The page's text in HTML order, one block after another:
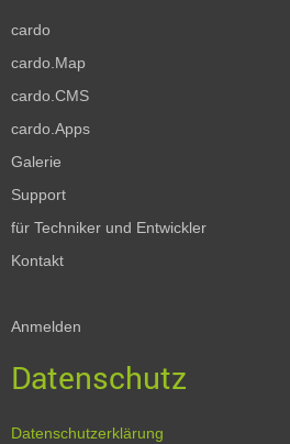
cardo
cardo.Map
cardo.CMS
cardo.Apps
Galerie
Support
für Techniker und Entwickler
Kontakt
Anmelden
Datenschutz
Datenschutzerklärung